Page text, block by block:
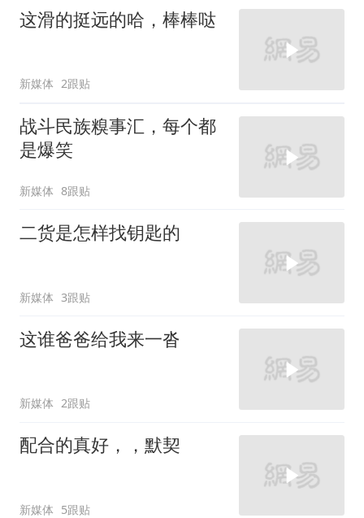
这滑的挺远的哈，棒棒哒
新媒体 2跟贴
战斗民族糗事汇，每个都
是爆笑
新媒体 8跟贴
二货是怎样找钥匙的
新媒体 3跟贴
这谁爸爸给我来一沓
新媒体 2跟贴
配合的真好，，默契
新媒体 5跟贴